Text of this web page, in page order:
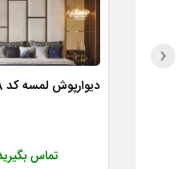
دیوارپوش لمسه کد 108
تماس
‹